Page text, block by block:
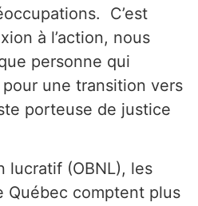
C’est
à l’action, nous
personne qui
pour une transition vers
porteuse de justice
lucratif (OBNL), les
Québec comptent plus